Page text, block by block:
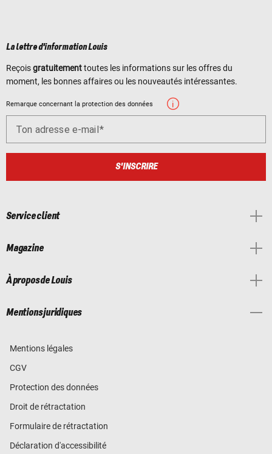
La lettre d'information Louis
Reçoisgratuitementtoutes les informations sur les offres du
moment, les bonnes affaires ou les nouveautés intéressantes.
Remarque concernant la protection des données
Ton adresse e-mail
S'INSCRIRE
Service client
Magazine
À propos de Louis
Mentions juridiques
Mentions légales
CGV
Protection des données
Droit de rétractation
Formulaire de rétractation
Déclaration d'accessibilité